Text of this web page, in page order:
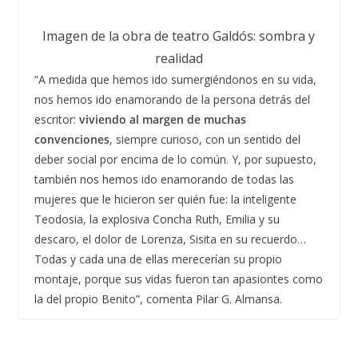
Imagen de la obra de teatro Galdós: sombra y
realidad
“A medida que hemos ido sumergiéndonos en su vida,
nos hemos ido enamorando de la persona detrás del
escritor: viviendo al margen de muchas
convenciones, siempre curioso, con un sentido del
deber social por encima de lo común. Y, por supuesto,
también nos hemos ido enamorando de todas las
mujeres que le hicieron ser quién fue: la inteligente
Teodosia, la explosiva Concha Ruth, Emilia y su
descaro, el dolor de Lorenza, Sisita en su recuerdo…
Todas y cada una de ellas merecerían su propio
montaje, porque sus vidas fueron tan apasiontes como
la del propio Benito”, comenta Pilar G. Almansa.